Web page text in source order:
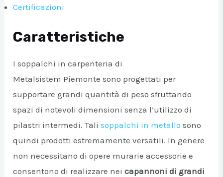
Certificazioni
Caratteristiche
I soppalchi in carpenteria di
Metalsistem Piemonte sono progettati per
supportare grandi quantità di peso sfruttando
spazi di notevoli dimensioni senza l’utilizzo di
pilastri intermedi. Talisoppalchi in metallosono
quindi prodotti estremamente versatili. In genere
non necessitano di opere murarie accessorie e
consentono di realizzare neicapannoni di grandi
DISATTIVA